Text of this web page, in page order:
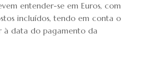
entender-se em Euros, com
incluídos, tendo em conta o
à data do pagamento da